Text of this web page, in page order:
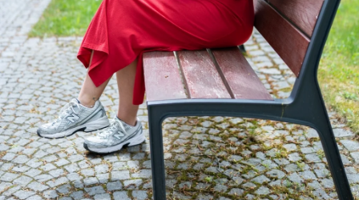
NÁKRČNÍKY A ŠÁLY
RUKAVICE
SETY
DOPLNKY NA KAŽDÝ DEŇ